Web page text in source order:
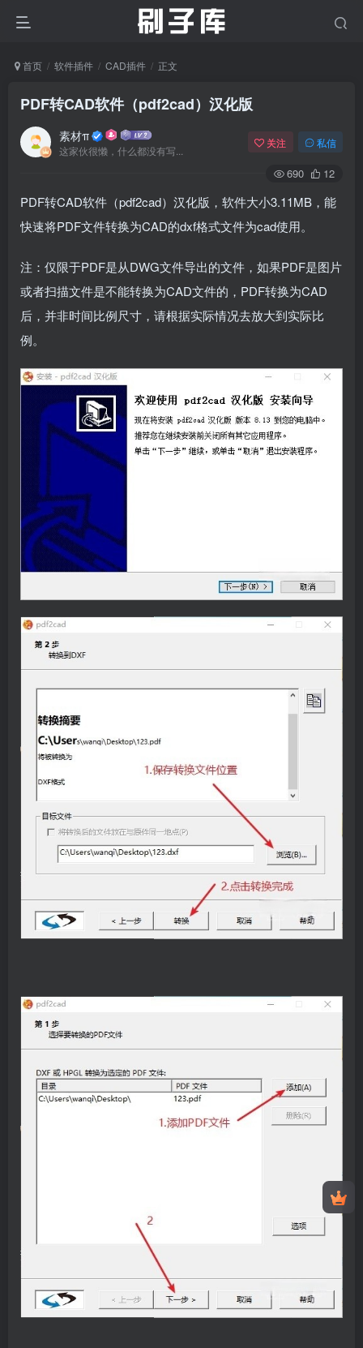
首页 软件插件 CAD插件 正文
PDF转CAD软件（pdf2cad）汉化版
素材π
这家伙很懒，什么都没有写...
关注 私信
690 12
PDF转CAD软件（pdf2cad）汉化版，软件大小3.11MB，能
快速将PDF文件转换为CAD的dxf格式文件为cad使用。
注：仅限于PDF是从DWG文件导出的文件，如果PDF是图片
或者扫描文件是不能转换为CAD文件的，PDF转换为CAD
后，并非时间比例尺寸，请根据实际情况去放大到实际比
例。